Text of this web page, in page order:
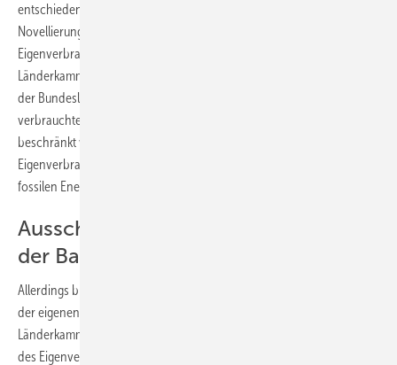
entschieden, gegen die aktuelle Fassung des Gesetzentwurfs zur
Novellierung des EEG zu stimmen. Vor allem die Regelungen zum
Eigenverbrauch von Solarstrom stoßen auf heftigen Widerstand in der
Länderkammer. Als Kompromissvorschlag haben die Regierungschefs
der Bundesländer beschlossen, dass die EEG-Umlage auf selbst
verbrauchten Solarstrom auf 15 Prozent der aktuellen EEG-Umlage
beschränkt werden soll. Damit strebt der Bundesrat an, den
Eigenverbrauch regenerativen Stroms dem Eingenverbrauch aus
fossilen Energieträgern gleich zu stellen.
Ausschüsse empfehlen Anhebung
der Bagatellgrenze
Allerdings bleibt der Bundesrat auch hinter der Beschlussempfehlung
der eigenen Ausschüsse zurück. So hatte der Umweltausschuss der
Länderkammer empfohlen, die Bagatellgrenze für die Einbeziehung
des Eigenverbrauchs von Solarstrom auf 100 Kilowatt Anlagenleistung